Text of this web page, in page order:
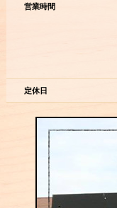
営業時間
定休日